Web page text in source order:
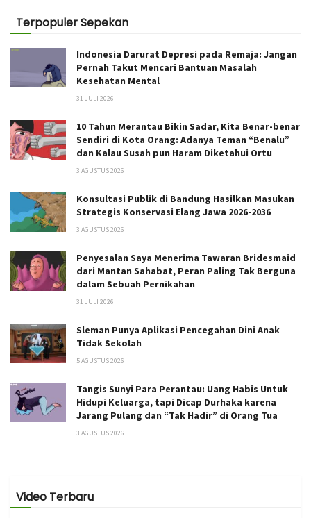
Terpopuler Sepekan
Indonesia Darurat Depresi pada Remaja: Jangan
Pernah Takut Mencari Bantuan Masalah
Kesehatan Mental
31 JULI 2026
10 Tahun Merantau Bikin Sadar, Kita Benar-benar
Sendiri di Kota Orang: Adanya Teman “Benalu”
dan Kalau Susah pun Haram Diketahui Ortu
3 AGUSTUS 2026
Konsultasi Publik di Bandung Hasilkan Masukan
Strategis Konservasi Elang Jawa 2026-2036
3 AGUSTUS 2026
Penyesalan Saya Menerima Tawaran Bridesmaid
dari Mantan Sahabat, Peran Paling Tak Berguna
dalam Sebuah Pernikahan
31 JULI 2026
Sleman Punya Aplikasi Pencegahan Dini Anak
Tidak Sekolah
5 AGUSTUS 2026
Tangis Sunyi Para Perantau: Uang Habis Untuk
Hidupi Keluarga, tapi Dicap Durhaka karena
Jarang Pulang dan “Tak Hadir” di Orang Tua
3 AGUSTUS 2026
Video Terbaru